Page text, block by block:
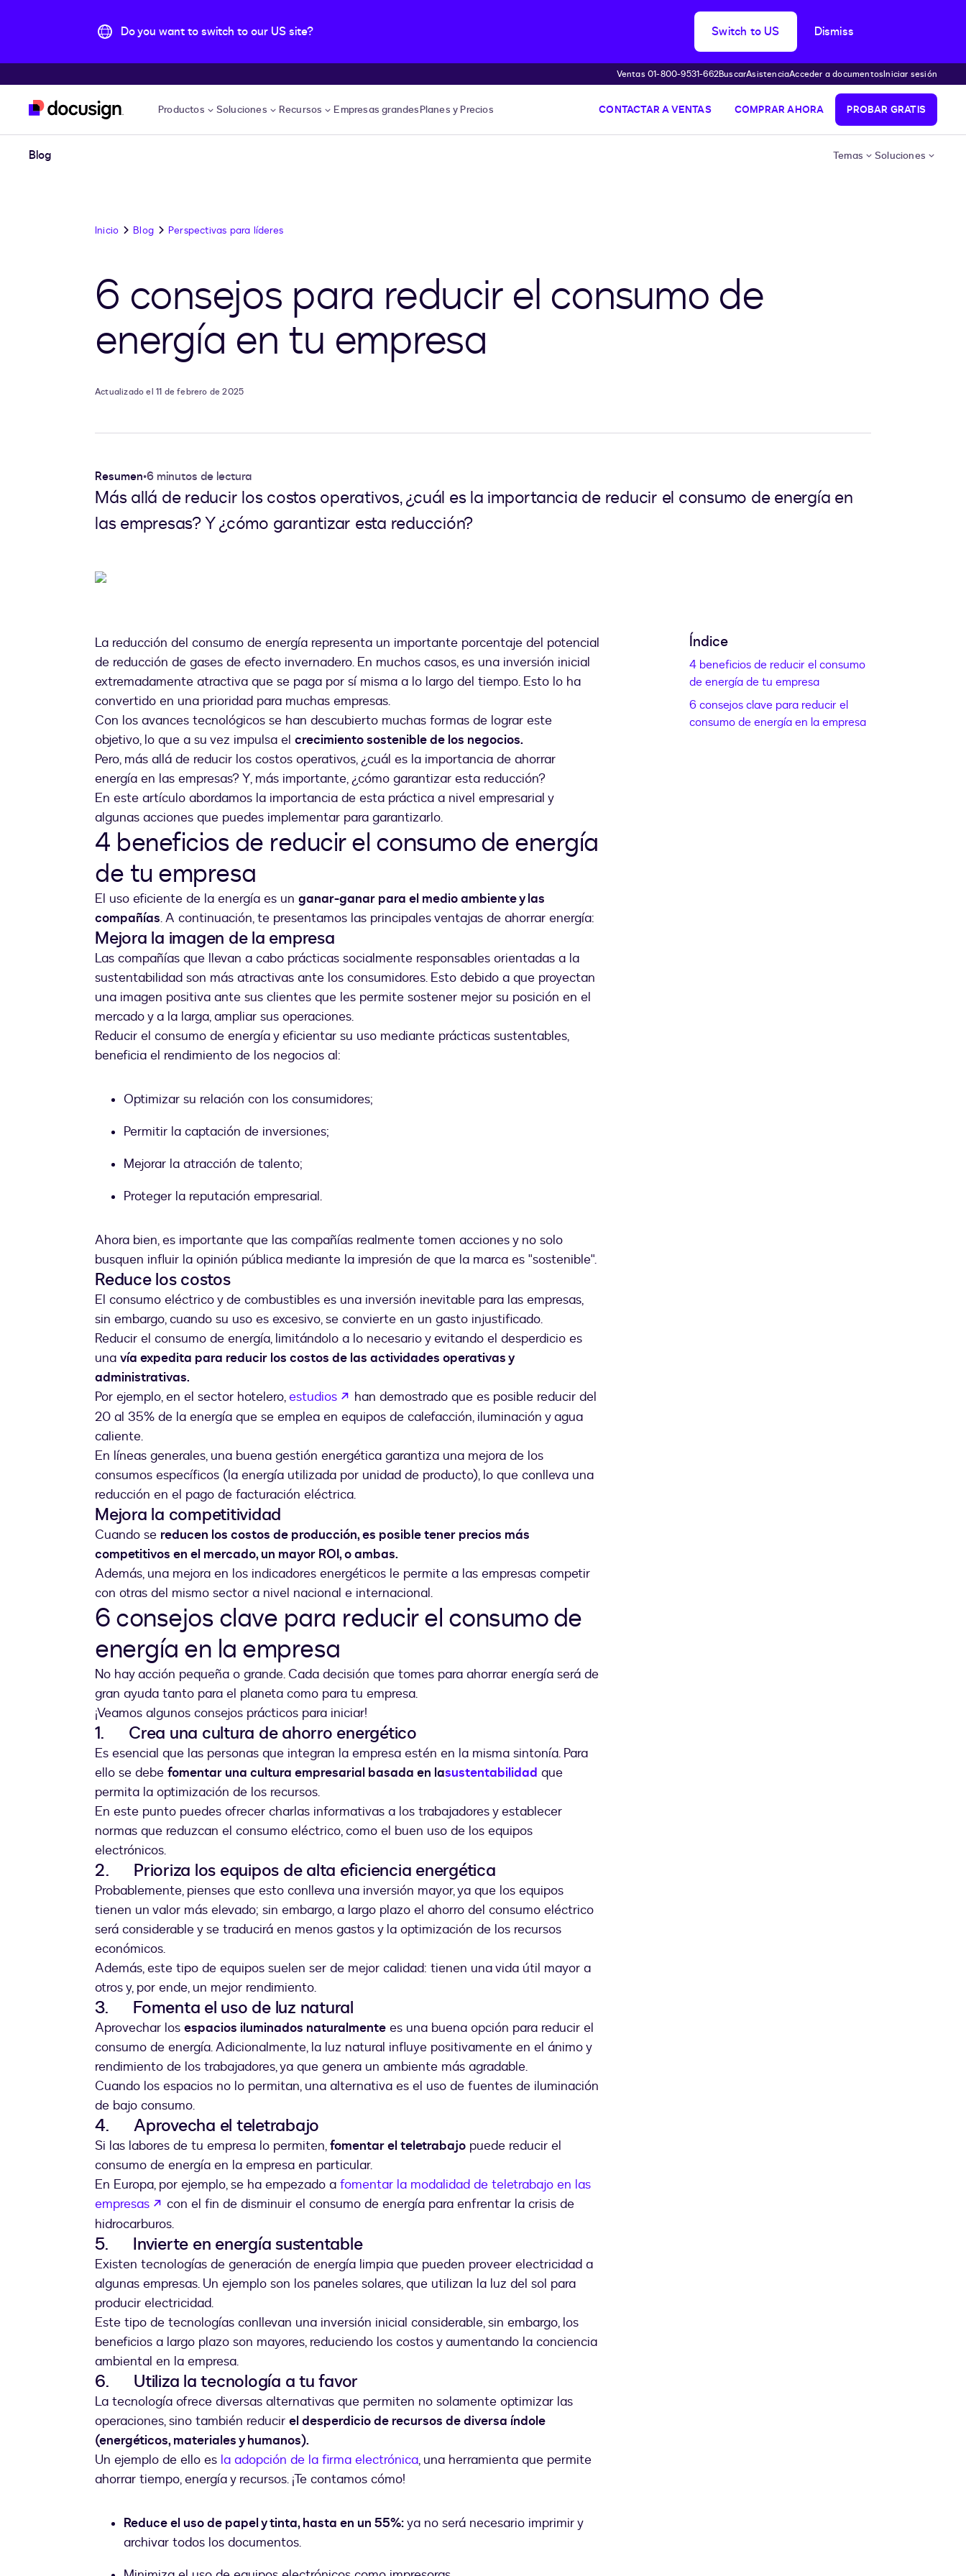
Do you want to switch to our US site? Switch to US Dismiss
Ventas 01-800-9531-662BuscarAsistenciaAcceder a documentosIniciar sesión
Productos Soluciones Recursos Empresas grandesPlanes y Precios CONTACTAR A VENTAS COMPRAR AHORA PROBAR GRATIS
Blog Temas Soluciones
Inicio Blog Perspectivas para líderes
6 consejos para reducir el consumo de
energía en tu empresa
Actualizado el 11 de febrero de 2025
Resumen•6 minutos de lectura
Más allá de reducir los costos operativos, ¿cuál es la importancia de reducir el consumo de energía en
las empresas? Y ¿cómo garantizar esta reducción?
La reducción del consumo de energía representa un importante porcentaje del potencial
de reducción de gases de efecto invernadero. En muchos casos, es una inversión inicial
extremadamente atractiva que se paga por sí misma a lo largo del tiempo. Esto lo ha
convertido en una prioridad para muchas empresas.
Con los avances tecnológicos se han descubierto muchas formas de lograr este
objetivo, lo que a su vez impulsa el crecimiento sostenible de los negocios.
Pero, más allá de reducir los costos operativos, ¿cuál es la importancia de ahorrar
energía en las empresas? Y, más importante, ¿cómo garantizar esta reducción?
En este artículo abordamos la importancia de esta práctica a nivel empresarial y
algunas acciones que puedes implementar para garantizarlo.
4 beneficios de reducir el consumo de energía
de tu empresa
El uso eficiente de la energía es un ganar-ganar para el medio ambiente y las
compañías. A continuación, te presentamos las principales ventajas de ahorrar energía:
Mejora la imagen de la empresa
Las compañías que llevan a cabo prácticas socialmente responsables orientadas a la
sustentabilidad son más atractivas ante los consumidores. Esto debido a que proyectan
una imagen positiva ante sus clientes que les permite sostener mejor su posición en el
mercado y a la larga, ampliar sus operaciones.
Reducir el consumo de energía y eficientar su uso mediante prácticas sustentables,
beneficia el rendimiento de los negocios al:
Optimizar su relación con los consumidores;
Permitir la captación de inversiones;
Mejorar la atracción de talento;
Proteger la reputación empresarial.
Ahora bien, es importante que las compañías realmente tomen acciones y no solo
busquen influir la opinión pública mediante la impresión de que la marca es "sostenible".
Reduce los costos
El consumo eléctrico y de combustibles es una inversión inevitable para las empresas,
sin embargo, cuando su uso es excesivo, se convierte en un gasto injustificado.
Reducir el consumo de energía, limitándolo a lo necesario y evitando el desperdicio es
una vía expedita para reducir los costos de las actividades operativas y
administrativas.
Por ejemplo, en el sector hotelero,estudios abre em uma nova guia
han demostrado que es posible reducir del
20 al 35% de la energía que se emplea en equipos de calefacción, iluminación y agua
caliente.
En líneas generales, una buena gestión energética garantiza una mejora de los
consumos específicos (la energía utilizada por unidad de producto), lo que conlleva una
reducción en el pago de facturación eléctrica.
Mejora la competitividad
Cuando se reducen los costos de producción, es posible tener precios más
competitivos en el mercado, un mayor ROI, o ambas.
Además, una mejora en los indicadores energéticos le permite a las empresas competir
con otras del mismo sector a nivel nacional e internacional.
6 consejos clave para reducir el consumo de
energía en la empresa
No hay acción pequeña o grande. Cada decisión que tomes para ahorrar energía será de
gran ayuda tanto para el planeta como para tu empresa.
¡Veamos algunos consejos prácticos para iniciar!
1. Crea una cultura de ahorro energético
Es esencial que las personas que integran la empresa estén en la misma sintonía. Para
ello se debe fomentar una cultura empresarial basada en lasustentabilidad que
permita la optimización de los recursos.
En este punto puedes ofrecer charlas informativas a los trabajadores y establecer
normas que reduzcan el consumo eléctrico, como el buen uso de los equipos
electrónicos.
2. Prioriza los equipos de alta eficiencia energética
Probablemente, pienses que esto conlleva una inversión mayor, ya que los equipos
tienen un valor más elevado; sin embargo, a largo plazo el ahorro del consumo eléctrico
será considerable y se traducirá en menos gastos y la optimización de los recursos
económicos.
Además, este tipo de equipos suelen ser de mejor calidad: tienen una vida útil mayor a
otros y, por ende, un mejor rendimiento.
3. Fomenta el uso de luz natural
Aprovechar los espacios iluminados naturalmente es una buena opción para reducir el
consumo de energía. Adicionalmente, la luz natural influye positivamente en el ánimo y
rendimiento de los trabajadores, ya que genera un ambiente más agradable.
Cuando los espacios no lo permitan, una alternativa es el uso de fuentes de iluminación
de bajo consumo.
4. Aprovecha el teletrabajo
Si las labores de tu empresa lo permiten,fomentar el teletrabajo puede reducir el
consumo de energía en la empresa en particular.
En Europa, por ejemplo, se ha empezado a fomentar la modalidad de teletrabajo en las
empresas
abre em uma nova guia
con el fin de disminuir el consumo de energía para enfrentar la crisis de
hidrocarburos.
5. Invierte en energía sustentable
Existen tecnologías de generación de energía limpia que pueden proveer electricidad a
algunas empresas. Un ejemplo son los paneles solares, que utilizan la luz del sol para
producir electricidad.
Este tipo de tecnologías conllevan una inversión inicial considerable, sin embargo, los
beneficios a largo plazo son mayores, reduciendo los costos y aumentando la conciencia
ambiental en la empresa.
6. Utiliza la tecnología a tu favor
La tecnología ofrece diversas alternativas que permiten no solamente optimizar las
operaciones, sino también reducir el desperdicio de recursos de diversa índole
(energéticos, materiales y humanos).
Un ejemplo de ello es la adopción de la firma electrónica, una herramienta que permite
ahorrar tiempo, energía y recursos. ¡Te contamos cómo!
Reduce el uso de papel y tinta, hasta en un 55%:ya no será necesario imprimir y
archivar todos los documentos.
Índice
4 beneficios de reducir el consumo
de energía de tu empresa
6 consejos clave para reducir el
consumo de energía en la empresa